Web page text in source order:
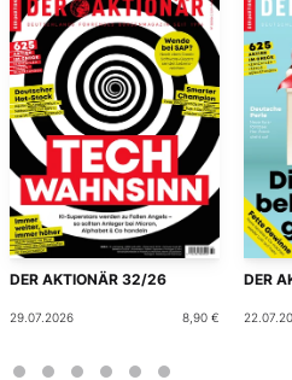
DER AKTIONÄR 32/26
29.07.2026 8,90 €
DER